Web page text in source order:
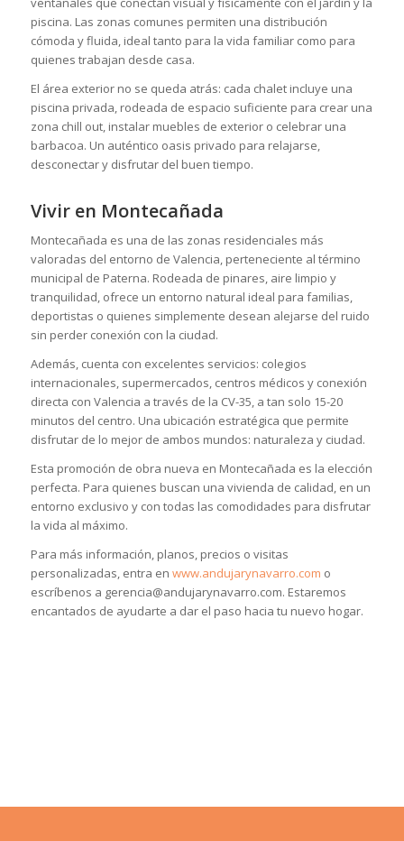
piscina. Las zonas comunes permiten una distribución
cómoda y fluida, ideal tanto para la vida familiar como para
quienes trabajan desde casa.
El área exterior no se queda atrás: cada chalet incluye una
piscina privada, rodeada de espacio suficiente para crear una
zona chill out, instalar muebles de exterior o celebrar una
barbacoa. Un auténtico oasis privado para relajarse,
desconectar y disfrutar del buen tiempo.
Vivir en Montecañada
Montecañada es una de las zonas residenciales más
valoradas del entorno de Valencia, perteneciente al término
municipal de Paterna. Rodeada de pinares, aire limpio y
tranquilidad, ofrece un entorno natural ideal para familias,
deportistas o quienes simplemente desean alejarse del ruido
sin perder conexión con la ciudad.
Además, cuenta con excelentes servicios: colegios
internacionales, supermercados, centros médicos y conexión
directa con Valencia a través de la CV-35, a tan solo 15-20
minutos del centro. Una ubicación estratégica que permite
disfrutar de lo mejor de ambos mundos: naturaleza y ciudad.
Esta promoción de obra nueva en Montecañada es la elección
perfecta. Para quienes buscan una vivienda de calidad, en un
entorno exclusivo y con todas las comodidades para disfrutar
la vida al máximo.
Para más información, planos, precios o visitas
personalizadas, entra en www.andujarynavarro.com o
escríbenos a gerencia@andujarynavarro.com. Estaremos
encantados de ayudarte a dar el paso hacia tu nuevo hogar.